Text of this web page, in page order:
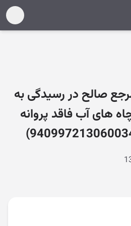
صالح در رسیدگی به
های آب فاقد پروانه